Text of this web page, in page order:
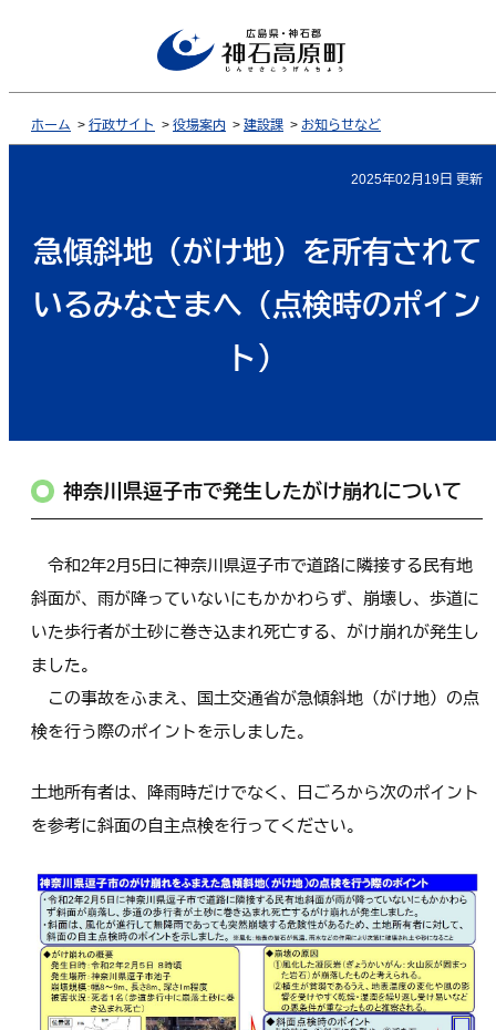
ホーム > 行政サイト > 役場案内 > 建設課 > お知らせなど
2025年02月19日 更新
急傾斜地（がけ地）を所有されて
いるみなさまへ（点検時のポイン
ト）
神奈川県逗子市で発生したがけ崩れについて
令和2年2月5日に神奈川県逗子市で道路に隣接する民有地
斜面が、雨が降っていないにもかかわらず、崩壊し、歩道に
いた歩行者が土砂に巻き込まれ死亡する、がけ崩れが発生し
ました。
この事故をふまえ、国土交通省が急傾斜地（がけ地）の点
検を行う際のポイントを示しました。
土地所有者は、降雨時だけでなく、日ごろから次のポイント
を参考に斜面の自主点検を行ってください。